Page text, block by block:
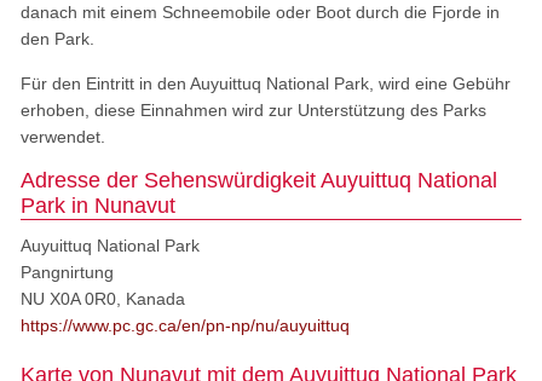
danach mit einem Schneemobile oder Boot durch die Fjorde in
den Park.
Für den Eintritt in den Auyuittuq National Park, wird eine Gebühr
erhoben, diese Einnahmen wird zur Unterstützung des Parks
verwendet.
Adresse der Sehenswürdigkeit Auyuittuq National
Park in Nunavut
Auyuittuq National Park
Pangnirtung
NU X0A 0R0, Kanada
https://www.pc.gc.ca/en/pn-np/nu/auyuittuq
Karte von Nunavut mit dem Auyuittuq National Park